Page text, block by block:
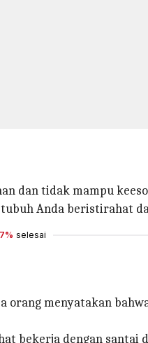
dan tidak mampu
Anda beristirahat
selesai
menyatakan
bekerja dengan santai